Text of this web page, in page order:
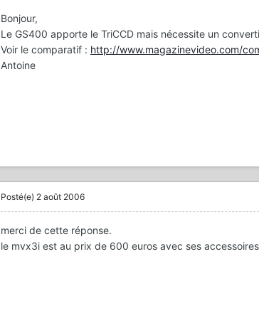
Bonjour,
Le GS400 apporte le TriCCD mais nécessite un
Voir le comparatif : http://www.magazinevideo.com/
Antoine
Posté(e) 2 août 2006
merci de cette réponse.
le mvx3i est au prix de 600 euros avec ses